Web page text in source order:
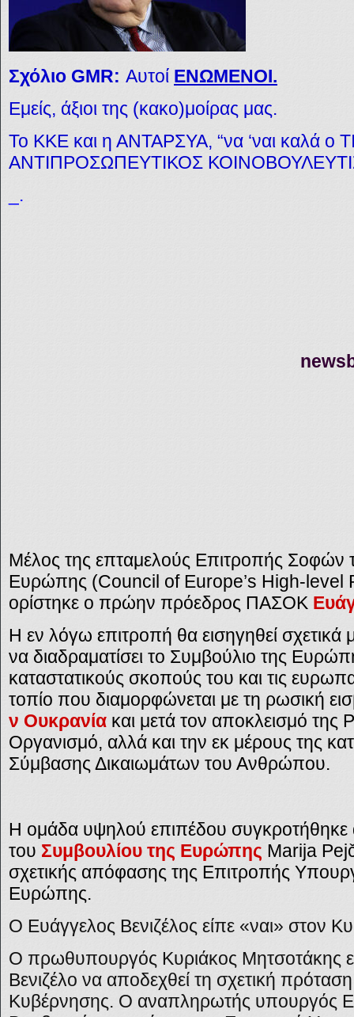
Σχόλιο GMR: Αυτοί ΕΝΩΜΕΝΟΙ.
Εμείς, άξιοι της (κακο)μοίρας μας.
Το ΚΚΕ και η ΑΝΤΑΡΣΥΑ, “να ‘ναι καλά ο
ΑΝΤΙΠΡΟΣΩΠΕΥΤΙΚΟΣ
_.
Μέλος της επταμελούς Επιτροπής Σοφών
Ευρώπης (Council of Europe’s High-level
ορίστηκε ο πρώην πρόεδρος ΠΑΣΟΚ
Η εν λόγω επιτροπή θα εισηγηθεί σχετικά
να διαδραματίσει το Συμβούλιο της
καταστατικούς σκοπούς του και τις
τοπίο που διαμορφώνεται με τη ρωσική
ν Ουκρανία και μετά τον αποκλεισμό της
Οργανισμό, αλλά και την εκ μέρους της
Σύμβασης Δικαιωμάτων του Ανθρώπου.
Η ομάδα υψηλού επιπέδου συγκροτήθηκε
του Συμβουλίου της Ευρώπης Marija
σχετικής απόφασης της Επιτροπής
Ευρώπης.
Ο Ευάγγελος Βενιζέλος είπε «ναι» στον
Ο πρωθυπουργός Κυριάκος Μητσοτάκης
Βενιζέλο να αποδεχθεί τη σχετική
Κυβέρνησης. Ο αναπληρωτής υπουργός